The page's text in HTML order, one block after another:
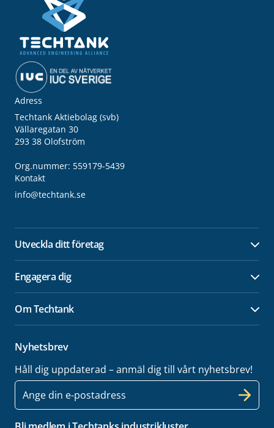
Adress
Techtank Aktiebolag (svb)
Vällaregatan 30
293 38 Olofström
Org.nummer: 559179-5439
Kontakt
info@techtank.se
Utveckla ditt företag
Engagera dig
Om Techtank
Nyhetsbrev
Håll dig uppdaterad – anmäl dig till vårt nyhetsbrev!
E-
post